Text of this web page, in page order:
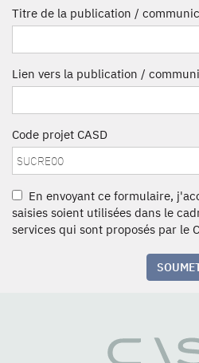
Titre de la publication /
Lien vers la publication /
Code projet CASD
En envoyant ce formulaire,
saisies soient utilisées dans le
services qui sont proposés par le